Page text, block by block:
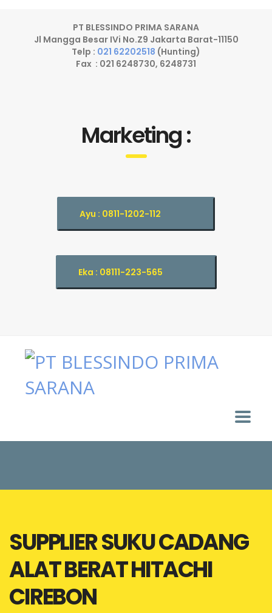
PT BLESSINDO PRIMA SARANA
Jl Mangga Besar IVi No.Z9 Jakarta Barat-11150
Telp : 021 62202518 (Hunting)
Fax : 021 6248730, 6248731
Marketing :
Ayu : 0811-1202-112
Eka : 08111-223-565
SUPPLIER SUKU CADANG
ALAT BERAT HITACHI
CIREBON